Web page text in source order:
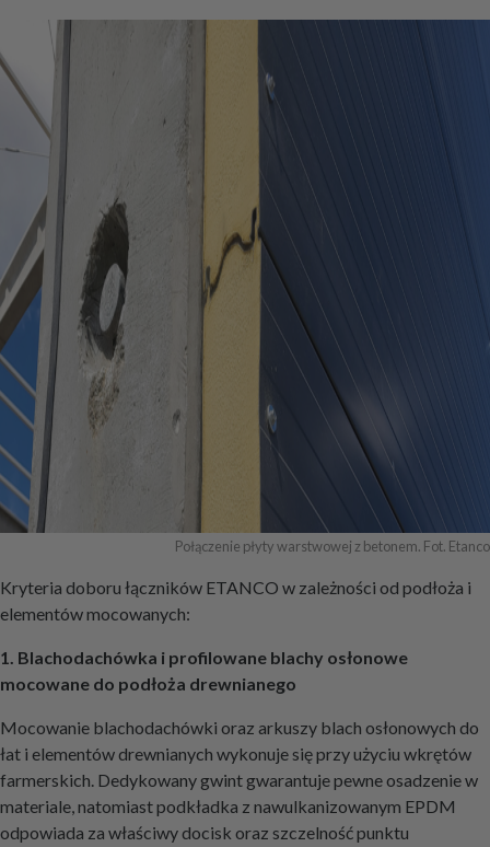
Połączenie płyty warstwowej z betonem. Fot. Etanco
Kryteria doboru łączników ETANCO w zależności od podłoża i
elementów mocowanych:
1. Blachodachówka i profilowane blachy osłonowe
mocowane do podłoża drewnianego
Mocowanie blachodachówki oraz arkuszy blach osłonowych do
łat i elementów drewnianych wykonuje się przy użyciu wkrętów
farmerskich. Dedykowany gwint gwarantuje pewne osadzenie w
materiale, natomiast podkładka z nawulkanizowanym EPDM
odpowiada za właściwy docisk oraz szczelność punktu